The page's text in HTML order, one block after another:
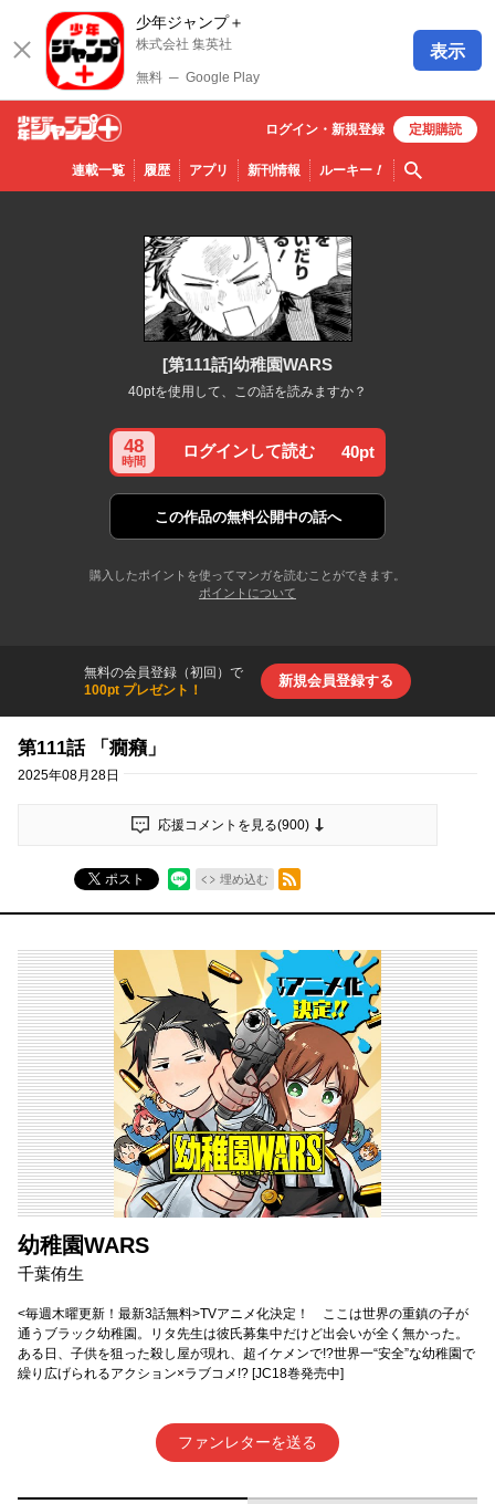
少年ジャンプ＋
株式会社 集英社
無料 ─ Google Play
表示
少年ジ
ャンプ
連載一覧 履歴 アプリ 新刊情報 ルーキー！ 検索
ログイン・ 新規登録 定期購読
[第111話]幼稚園WARS
40ptを使用して、この話を読みますか？
48
時間
ログインして読む 40pt
この作品の無料公開中の話へ
購入したポイントを使ってマンガを読むことができます。
ポイントについて
無料の会員登録（初回）で
100pt プレゼント！
新規会員登録する
第111話 「癇癪」
2025年08月28日
応援コメントを見る(900)
ポスト 埋め込む
RSSフィード
幼稚園WARS
千葉侑生
<毎週木曜更新！最新3話無料>TVアニメ化決定！ ここは世界の重鎮の子が
通うブラック幼稚園。リタ先生は彼氏募集中だけど出会いが全く無かった。
ある日、子供を狙った殺し屋が現れ、超イケメンで!?世界一“安全”な幼稚園で
繰り広げられるアクション×ラブコメ!? [JC18巻発売中]
ファンレターを送る